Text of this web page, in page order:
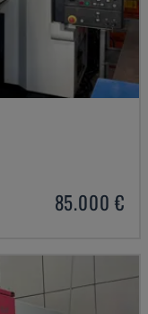
85.000 €